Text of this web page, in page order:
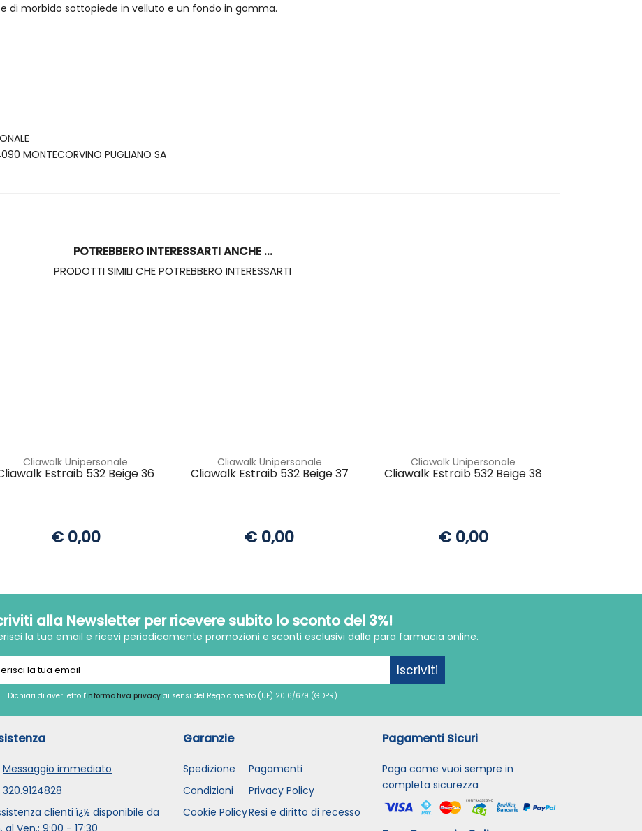
di morbido sottopiede in velluto e un fondo in gomma.
MONTECORVINO PUGLIANO SA
POTREBBERO INTERESSARTI ANCHE ...
PRODOTTI SIMILI CHE POTREBBERO INTERESSARTI
Cliawalk Unipersonale
Estraib 532 Beige 36
€ 0,00
Cliawalk Unipersonale
Cliawalk Estraib 532 Beige 37
€ 0,00
Cliawalk Unipersonale
Cliawalk Estraib 532 Beige 38
€ 0,00
alla Newsletter per ricevere subito lo sconto del 3%!
la tua email e ricevi periodicamente promozioni e sconti esclusivi dalla para farmacia online.
Iscriviti
Dichiari di aver letto l'informativa privacy ai sensi del Regolamento (UE) 2016/679 (GDPR).
Messaggio immediato
320.9124828
clienti ï¿½ disponibile da
al Ven.: 9:00 - 17:30
Garanzie
Spedizione
Pagamenti
Condizioni
Privacy Policy
Cookie PolicyResi e diritto di recesso
Pagamenti Sicuri
Paga come vuoi sempre in
completa sicurezza